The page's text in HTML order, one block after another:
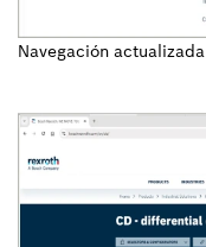
Navegación actualizada